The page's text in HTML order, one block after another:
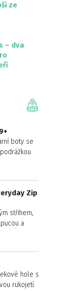
ze
– dva
boty se
Zip
střihem,
a
hole s
rukojetí.